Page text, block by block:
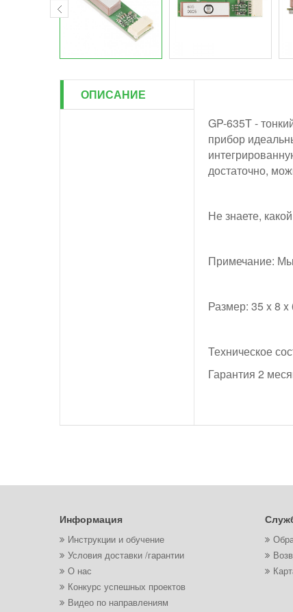
ОПИСАНИЕ
GP-635T -
прибор
достаточно,
Не знаете,
Примечание: Мы
Размер: 35 x 8
Техническое
Гарантия 2
Информация
Инструкции и обучение
Условия доставки /гарантии
О нас
Конкурс успешных проектов
Видео по направлениям